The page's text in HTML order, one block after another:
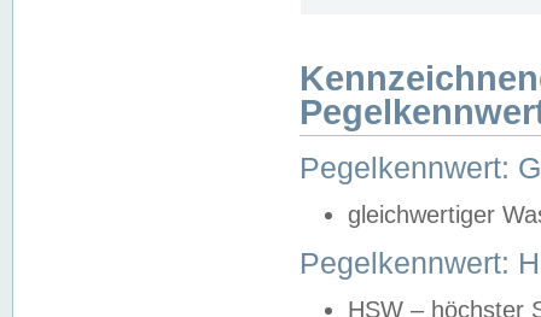
Pegelkennwert:
gleichwertiger
Pegelkennwert:
HSW – höchster